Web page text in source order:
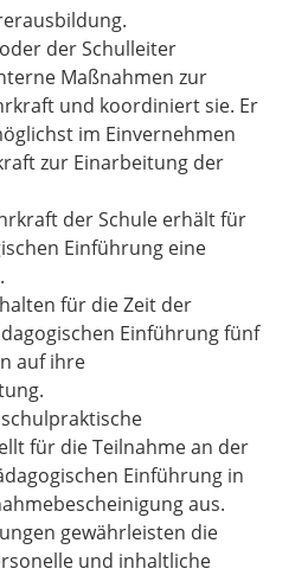
der Schulleiter
Maßnahmen zur
und koordiniert sie. Er
im Einvernehmen
zur Einarbeitung der
der Schule erhält für
Einführung eine
für die Zeit der
Einführung fünf
auf ihre
für die Teilnahme an der
Einführung in
aus.
gewährleisten die
und inhaltliche